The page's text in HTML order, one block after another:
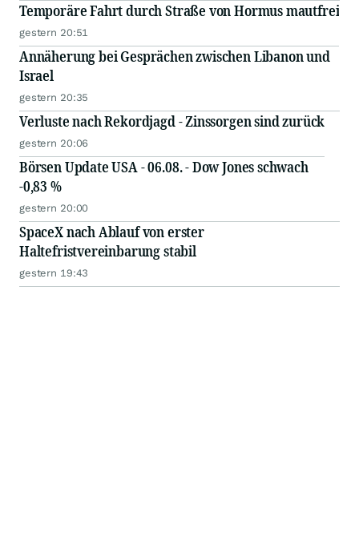
Temporäre Fahrt durch Straße von Hormus mautfrei
gestern 20:51
Annäherung bei Gesprächen zwischen Libanon und
Israel
gestern 20:35
Verluste nach Rekordjagd - Zinssorgen sind zurück
gestern 20:06
Börsen Update USA - 06.08. - Dow Jones schwach
-0,83 %
gestern 20:00
SpaceX nach Ablauf von erster
Haltefristvereinbarung stabil
gestern 19:43